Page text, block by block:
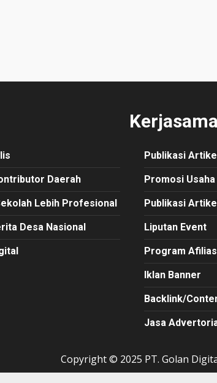
Daerah
Lebih Profesional
Desa Nasional
Publikasi Artikel
Promosi Usaha
Publikasi
Liputan Event
Program
Iklan Banner
Backlink/
Jasa
Copyright © 2025 PT. Golan